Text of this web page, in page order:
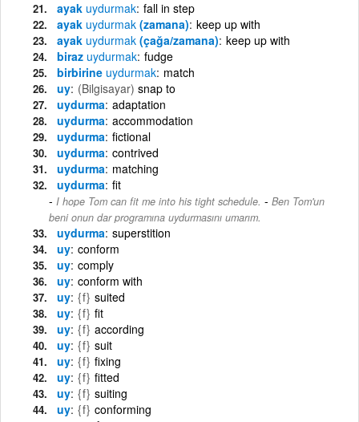
ayak uydurmak fall in step
ayak uydurmak (zamana) keep up with
ayak uydurmak (çağa/zamana) keep up with
biraz uydurmak fudge
birbirine uydurmak match
uy (Bilgisayar) snap to
uydurma adaptation
uydurma accommodation
uydurma fictional
uydurma contrived
uydurma matching
uydurma fit
I hope Tom can fit me into his tight schedule. - Ben Tom'un
beni onun dar programına uydurmasını umarım.
uydurma superstition
uy conform
uy comply
uy conform with
uy {f} suited
uy {f} fit
uy {f} according
uy {f} suit
uy {f} fixing
uy {f} fitted
uy {f} suiting
uy {f} conforming